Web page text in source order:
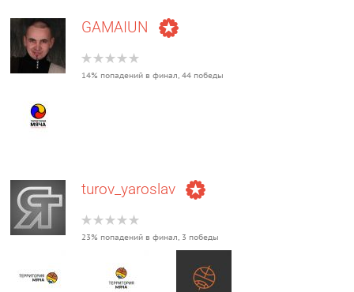
GAMAIUN
14% попадений в финал, 44 победы
turov_yaroslav
23% попадений в финал, 3 победы